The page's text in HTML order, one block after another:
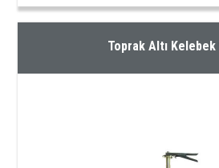
Toprak Altı Kelebek